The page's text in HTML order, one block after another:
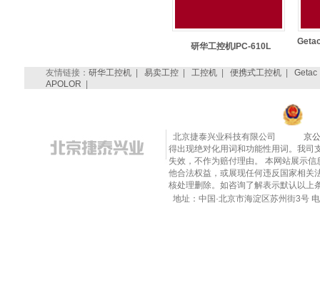
研华工控机IPC-610L
友情链接： 研华工控机| 易卖工控| 工控机| 便携式工控机| Getac
APOLOR
北京捷泰兴业科技有限公司
京
得出现绝对化用词和功能性用词。我司
失效，不作为赔付理由。 本网站展示
他合法权益，或展现任何违反国家相
核处理删除。如咨询了解表示默认以上
地址：中国·北京市海淀区苏州街3号